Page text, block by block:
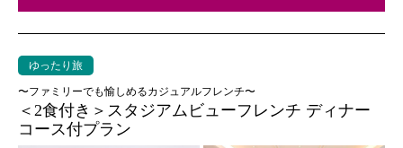
ゆったり旅
〜ファミリーでも愉しめるカジュアルフレンチ〜
＜2食付き＞スタジアムビューフレンチ ディナー
コース付プラン